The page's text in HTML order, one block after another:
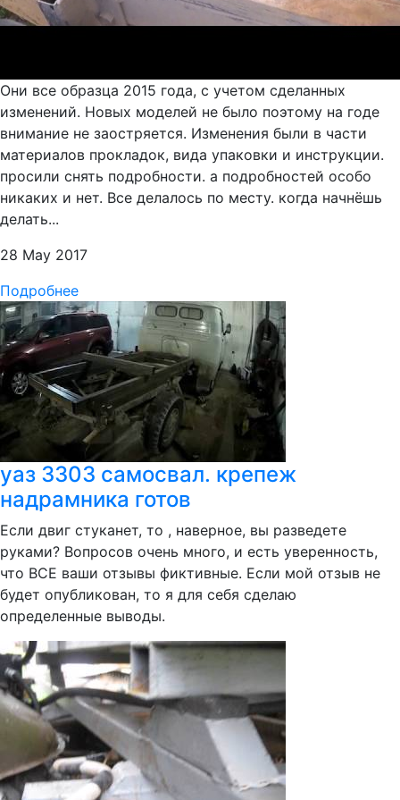
Они все образца 2015 года, с учетом сделанных
изменений. Новых моделей не было поэтому на годе
внимание не заостряется. Изменения были в части
материалов прокладок, вида упаковки и инструкции.
просили снять подробности. а подробностей особо
никаких и нет. Все делалось по месту. когда начнёшь
делать...
28 May 2017
Подробнее
уаз 3303 самосвал. крепеж
надрамника готов
Если двиг стуканет, то , наверное, вы разведете
руками? Вопросов очень много, и есть уверенность,
что ВСЕ ваши отзывы фиктивные. Если мой отзыв не
будет опубликован, то я для себя сделаю
определенные выводы.